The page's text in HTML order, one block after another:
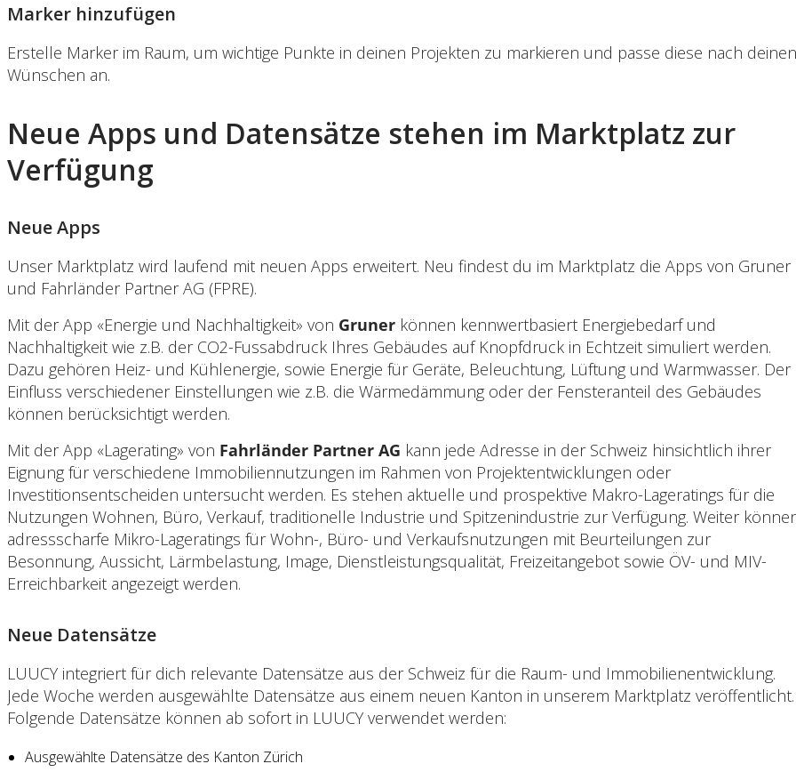
Marker hinzufügen
Erstelle Marker im Raum, um wichtige Punkte in deinen Projekten zu markieren und passe diese nach deinen
Wünschen an.
Neue Apps und Datensätze stehen im Marktplatz zur
Verfügung
Neue Apps
Unser Marktplatz wird laufend mit neuen Apps erweitert. Neu findest du im Marktplatz die Apps von Gruner
und Fahrländer Partner AG (FPRE).
Mit der App «Energie und Nachhaltigkeit» von Gruner können kennwertbasiert Energiebedarf und
Nachhaltigkeit wie z.B. der CO2-Fussabdruck Ihres Gebäudes auf Knopfdruck in Echtzeit simuliert werden.
Dazu gehören Heiz- und Kühlenergie, sowie Energie für Geräte, Beleuchtung, Lüftung und Warmwasser. Der
Einfluss verschiedener Einstellungen wie z.B. die Wärmedämmung oder der Fensteranteil des Gebäudes
können berücksichtigt werden.
Mit der App «Lagerating» von Fahrländer Partner AG kann jede Adresse in der Schweiz hinsichtlich ihrer
Eignung für verschiedene Immobiliennutzungen im Rahmen von Projektentwicklungen oder
Investitionsentscheiden untersucht werden. Es stehen aktuelle und prospektive Makro-Lageratings für die
Nutzungen Wohnen, Büro, Verkauf, traditionelle Industrie und Spitzenindustrie zur Verfügung. Weiter
adressscharfe Mikro-Lageratings für Wohn-, Büro- und Verkaufsnutzungen mit Beurteilungen zur
Besonnung, Aussicht, Lärmbelastung, Image, Dienstleistungsqualität, Freizeitangebot sowie ÖV- und MIV-
Erreichbarkeit angezeigt werden.
Neue Datensätze
LUUCY integriert für dich relevante Datensätze aus der Schweiz für die Raum- und Immobilienentwicklung.
Jede Woche werden ausgewählte Datensätze aus einem neuen Kanton in unserem Marktplatz veröffentlicht.
Folgende Datensätze können ab sofort in LUUCY verwendet werden:
Ausgewählte Datensätze des Kanton Zürich